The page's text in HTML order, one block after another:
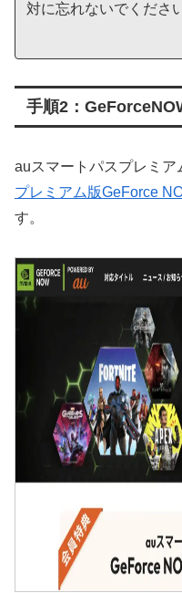
対に忘れないでくださ
手順2：
auスマートパスプレミア
プレミアム版GeForce
す。